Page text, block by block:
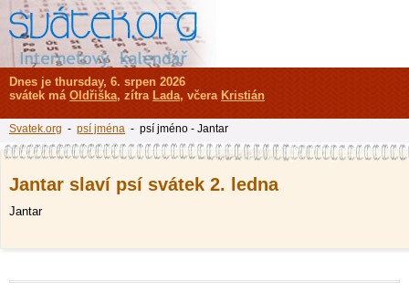
Jantar slaví psí svátek 2. ledna
Jantar
Dnes je thursday, 6. srpen 2026
svátek má Oldřiška, zítra Lada, včera Kristián
Svatek.org - psí jména - psí jméno - Jantar